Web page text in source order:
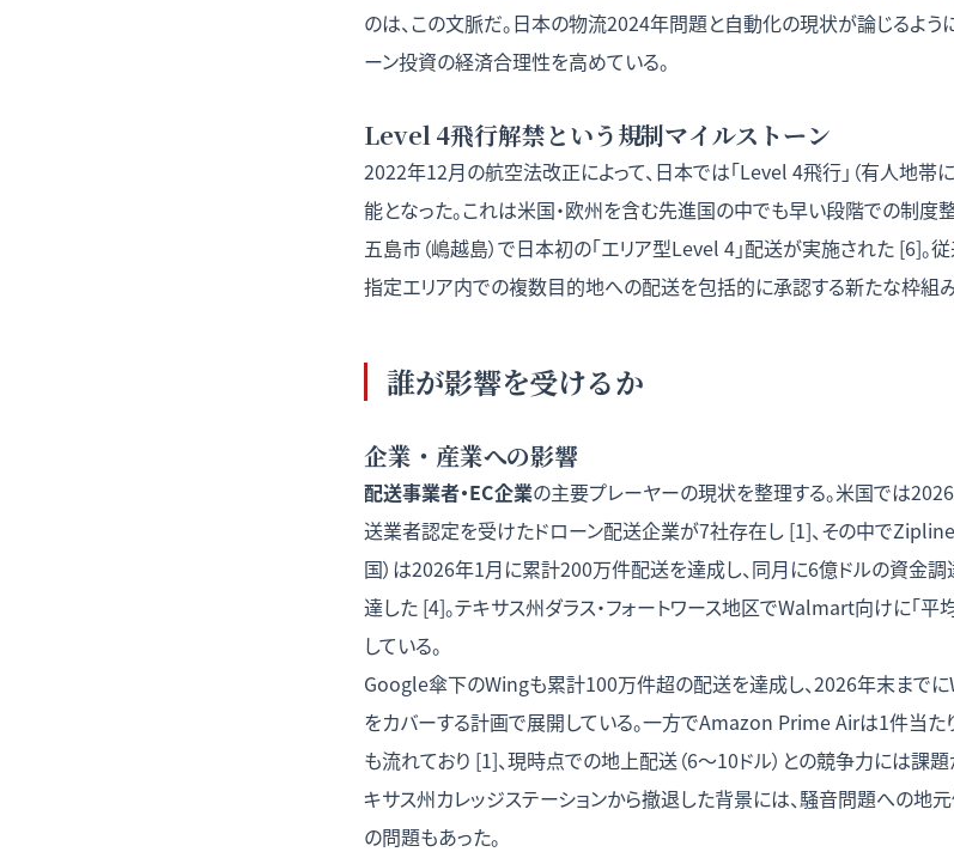
のは、この文脈だ。日本の物流2024年問題と自動化の現状が論じるよう
ーン投資の経済合理性を高めている。
Level 4飛行解禁という規制マイルストーン
2022年12月の航空法改正によって、日本では「Level 4飛行」（有人地
能となった。これは米国・欧州を含む先進国の中でも早い段階での制度
五島市（嶋越島）で日本初の「エリア型Level 4」配送が実施された [6]。
指定エリア内での複数目的地への配送を包括的に承認する新たな枠組み
誰が影響を受けるか
企業・産業への影響
配送事業者・EC企業の主要プレーヤーの現状を整理する。米国では
送業者認定を受けたドローン配送企業が7社存在し [1]、その中で
国）は2026年1月に累計200万件配送を達成し、同月に6億ドルの資金
達した [4]。テキサス州ダラス・フォートワース地区でWalmart向けに「
している。
Google傘下のWingも累計100万件超の配送を達成し、2026年末まで
をカバーする計画で展開している。一方でAmazon Prime Airは1件当た
も流れており [1]、現時点での地上配送（6〜10ドル）との競争力には課
キサス州カレッジステーションから撤退した背景には、騒音問題への地
の問題もあった。